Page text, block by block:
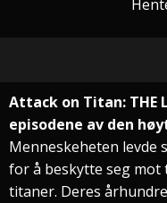
Attack on Titan: THE
episodene av den
Menneskeheten levde
for å beskytte seg
titaner. Deres